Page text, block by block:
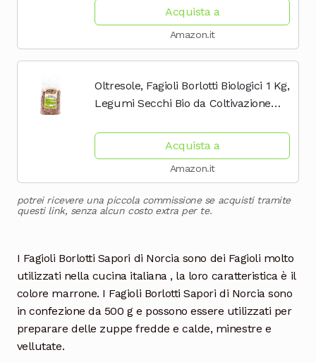
Acquista a
Amazon.it
Oltresole, Fagioli Borlotti Biologici 1 Kg,
Legumi Secchi Bio da Coltivazione
Minestre e Contorni, Confezione
Ideale...
Acquista a
Amazon.it
potrei ricevere una piccola commissione se acquisti tramite
questi link, senza alcun costo extra per te.
I Fagioli Borlotti Sapori di Norciasono dei Fagioli molto
utilizzati nella cucina italiana , la loro caratteristica è il
colore marrone. I Fagioli BorlottiSapori di Norcia sono
in confezione da 500 g e possono essere utilizzati per
preparare delle zuppe fredde e calde, minestre e
vellutate.